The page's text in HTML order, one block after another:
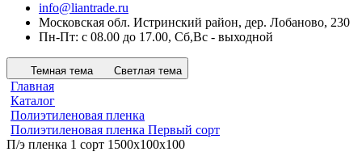
info@liantrade.ru
Московская обл. Истринский район, дер. Лобаново, 230
Пн-Пт: c 08.00 до 17.00, Cб,Вс - выходной
Темная тема Светлая тема
Главная
Каталог
Полиэтиленовая пленка
Полиэтиленовая пленка Первый сорт
П/э пленка 1 сорт 1500х100х100